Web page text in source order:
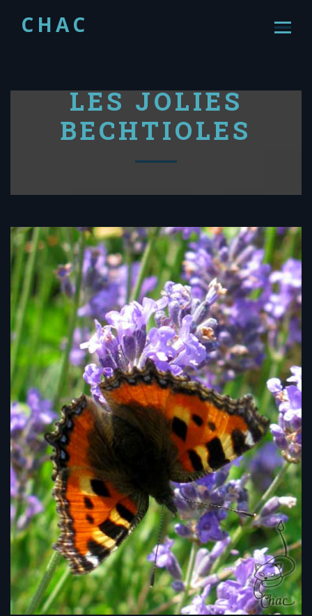
CHAC
LES JOLIES
BECHTIOLES